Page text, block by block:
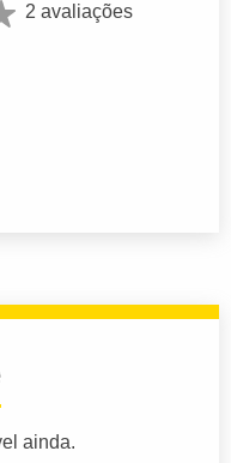
2 avaliações
ainda.